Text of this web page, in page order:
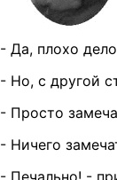
- Да, плохо
- Но, с другой
- Просто
- Ничего
- Печально! -